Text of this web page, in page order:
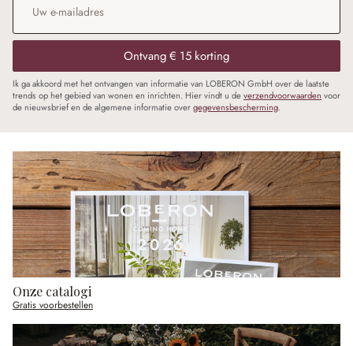
Ontvang € 15 korting
Ik ga akkoord met het ontvangen van informatie van LOBERON GmbH over de laatste
trends op het gebied van wonen en inrichten. Hier vindt u deverzendvoorwaarden voor
de nieuwsbrief en de algemene informatie overgegevensbescherming.
Onze catalogi
Gratis voorbestellen